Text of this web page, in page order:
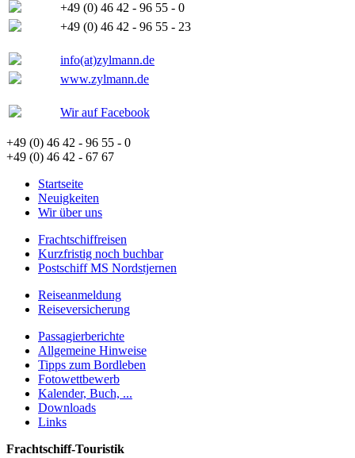
+49 (0) 46 42 - 96 55 - 0
+49 (0) 46 42 - 96 55 - 23
info(at)zylmann.de
www.zylmann.de
Wir auf Facebook
+49 (0) 46 42 - 96 55 - 0
+49 (0) 46 42 - 67 67
Startseite
Neuigkeiten
Wir über uns
Frachtschiffreisen
Kurzfristig noch buchbar
Postschiff MS Nordstjernen
Reiseanmeldung
Reiseversicherung
Passagierberichte
Allgemeine Hinweise
Tipps zum Bordleben
Fotowettbewerb
Kalender, Buch, ...
Downloads
Links
Frachtschiff-Touristik